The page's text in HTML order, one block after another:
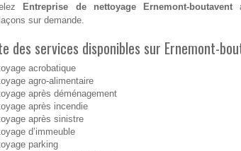
Entreprise de nettoyage Ernemont-boutavent
sur demande.
des services disponibles sur Ernemont-
acrobatique
agro-alimentaire
après déménagement
après incendie
après sinistre
d’immeuble
parking